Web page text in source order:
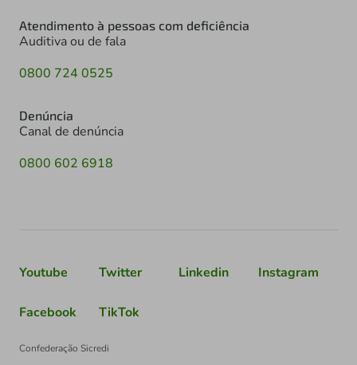
Atendimento à pessoas com deficiência
Auditiva ou de fala
0800 724 0525
Denúncia
Canal de denúncia
0800 602 6918
Youtube Twitter Linkedin Instagram
Facebook TikTok
Confederação Sicredi